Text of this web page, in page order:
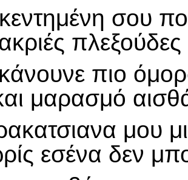
σου
πιο
μαρασμό
μου
εσένα δεν